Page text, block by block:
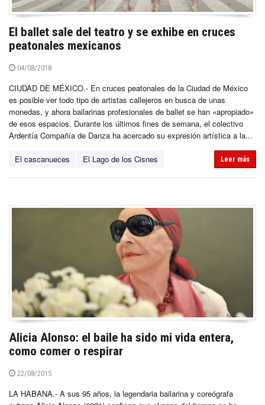
El ballet sale del teatro y se exhibe en cruces
peatonales mexicanos
04/08/2018
CIUDAD DE MÉXICO.- En cruces peatonales de la Ciudad de México
es posible ver todo tipo de artistas callejeros en busca de unas
monedas, y ahora bailarinas profesionales de ballet se han «apropiado»
de esos espacios. Durante los últimos fines de semana, el colectivo
Ardentía Compañía de Danza ha acercado su expresión artística a la...
El cascanueces El Lago de los Cisnes Leer más
Alicia Alonso: el baile ha sido mi vida entera,
como comer o respirar
22/08/2015
LA HABANA.- A sus 95 años, la legendaria bailarina y coreógrafa